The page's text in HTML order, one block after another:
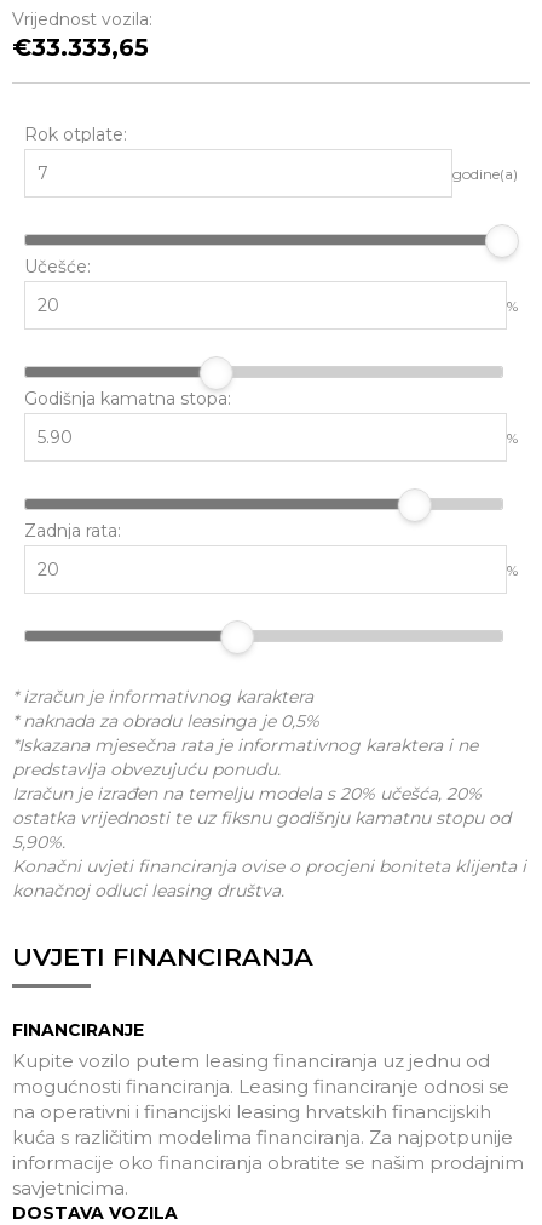
Vrijednost vozila:
33.333,65
Rok otplate:
godine(a)
Učešće:
%
Godišnja kamatna stopa:
%
Zadnja rata:
%
* izračun je informativnog karaktera
* naknada za obradu leasinga je 0,5%
*Iskazana mjesečna rata je informativnog karaktera i ne
predstavlja obvezujuću ponudu.
Izračun je izrađen na temelju modela s 20% učešća, 20%
ostatka vrijednosti te uz fiksnu godišnju kamatnu stopu od
5,90%.
Konačni uvjeti financiranja ovise o procjeni boniteta klijenta i
konačnoj odluci leasing društva.
UVJETI FINANCIRANJA
FINANCIRANJE
Kupite vozilo putem leasing financiranja uz jednu od
mogućnosti financiranja. Leasing financiranje odnosi se
na operativni i financijski leasing hrvatskih financijskih
kuća s različitim modelima financiranja. Za najpotpunije
informacije oko financiranja obratite se našim prodajnim
savjetnicima.
DOSTAVA VOZILA